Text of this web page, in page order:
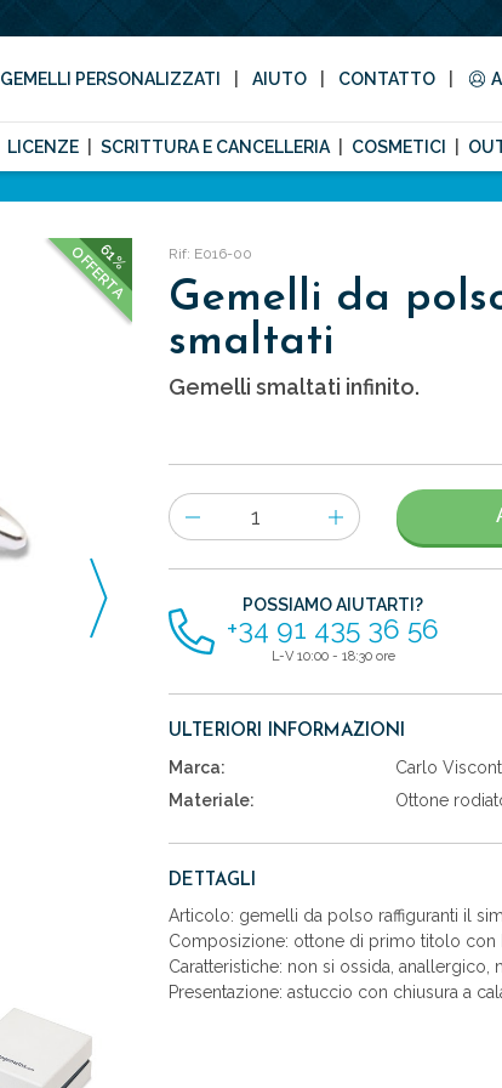
GEMELLI PERSONALIZZATI AIUTO CONTATTO
LICENZE SCRITTURA E CANCELLERIA COSMETICI
61%
OFFERTA Rif: E016-00
Gemelli da
smaltati
Gemelli smaltati infinito.
Numero
di
articoli
POSSIAMO AIUTARTI?
+34 91 435 36 56
L-V 10:00 - 18:30 ore
ULTERIORI INFORMAZIONI
Marca:
Carlo
Materiale:
Ottone
DETTAGLI
Articolo: gemelli da polso raffiguranti il
Composizione: ottone di primo titolo con
Caratteristiche: non si ossida, anallergico,
Presentazione: astuccio con chiusura a